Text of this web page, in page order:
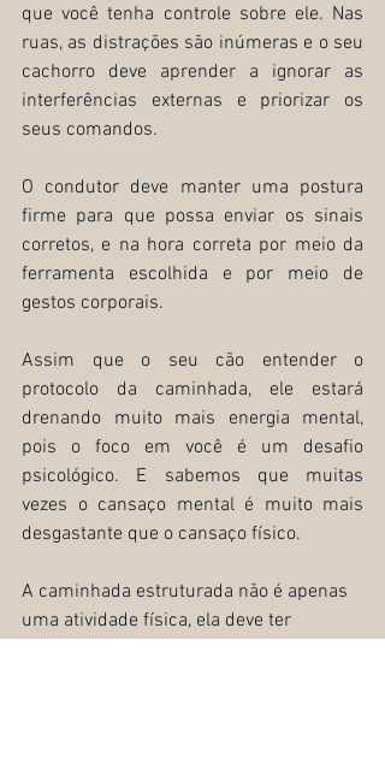
que você tenha controle sobre ele. Nas
ruas, as distrações são inúmeras e o seu
cachorro deve aprender a ignorar as
interferências externas e priorizar os
seus comandos.
O condutor deve manter uma postura
firme para que possa enviar os sinais
corretos, e na hora correta por meio da
ferramenta escolhida e por meio de
gestos corporais.
Assim que o seu cão entender o
protocolo da caminhada, ele estará
drenando muito mais energia mental,
pois o foco em você é um desafio
psicológico. E sabemos que muitas
vezes o cansaço mental é muito mais
desgastante que o cansaço físico.
A caminhada estruturada não é apenas
uma atividade física, ela deve ter